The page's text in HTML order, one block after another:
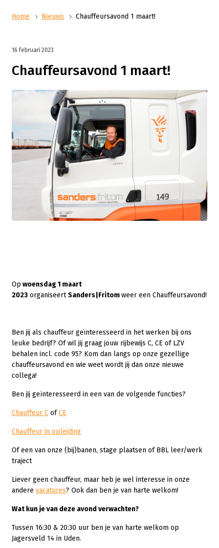
Home Nieuws Chauffeursavond 1 maart!
Chauffeursavond 1 maart!
16 februari 2023
Op woensdag 1 maart
2023 organiseert Sanders|Fritomweer een Chauffeursavond!
Ben jij als chauffeur geïnteresseerd in het werken bij ons
leuke bedrijf? Of wil jij graag jouw rijbewijs C, CE of LZV
behalen incl. code 95? Kom dan langs op onze gezellige
chauffeursavond en wie weet wordt jij dan onze nieuwe
collega!
Ben jij geïnteresseerd in een van de volgende functies?
Chauffeur C ofCE
Chauffeur in opleiding
Of een van onze (bij)banen, stage plaatsen of BBL leer/werk
traject
Liever geen chauffeur, maar heb je wel interesse in onze
andere vacatures? Ook dan ben je van harte welkom!
Wat kun je van deze avond verwachten?
Tussen 16:30 & 20:30 uur ben je van harte welkom op
Jagersveld 14 in Uden.